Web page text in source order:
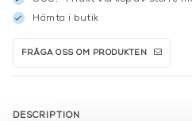
Hämta i butik
FRÅGA OSS OM PRODUKTEN
DESCRIPTION